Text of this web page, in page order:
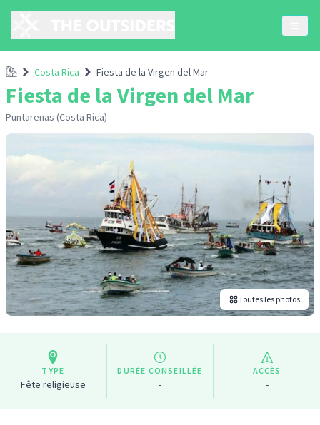
AccueilCosta Rica Fiesta de la Virgen del Mar
Fiesta de la Virgen del Mar
Puntarenas (Costa Rica)
Toutes les photos
TYPE
Fête religieuse
DURÉE CONSEILLÉE
-
ACCÈS
-